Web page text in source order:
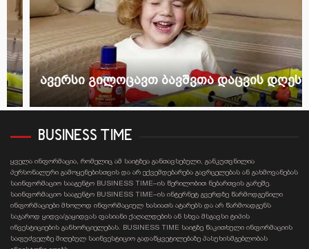
ავერსი გილოცავთ ბავშვთა დაცვის დღეს
BUSINESS TIME
ყველა ინფორმაცია, რომელიც ამ საიტზეა განთავსებული, განკუთვნილია
პერსონალური გამოყენებისთვის და არ ექვემდებარება გავრცელებას ან გახმოვანებას
საინფორმაციო სააგენტო BUSINESS TIME–ის წერილობით ნებართვის გარეშე.
საინფორმაციო სააგენტო BUSINESS TIME–ის ინტერნეტ გვერდზე წარმოდგენილი
ინფორმაციები მხოლოდ ინფორმაციულ ხასიათს ატარებს და არ წარმოადგენს
საჯაროდ ყიდვა/გაყიდვას ფასიანი ქაღალდების ან სხვა მსგავსი ტიპის
ინვესტიციების განხორციელებას. BUSINESS TIME საიტზე წაკითხული ინფორმაციის
საფუძველზე მიღებულ საინვესტიციო გადაწყვეტილებაზე პასუხისმგებლობას